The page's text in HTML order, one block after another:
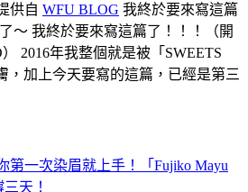
供自 WFU BLOG 我終於要來寫這篇
～ 我終於要來寫這篇了！！！（開
2016年我整個就是被「SWEETS
，加上今天要寫的這篇，已經是第三
第一次染眉就上手！「Fujiko Mayu
天！